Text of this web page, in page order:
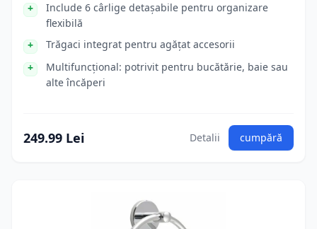
Include 6 cârlige detașabile pentru organizare
flexibilă
Trăgaci integrat pentru agățat accesorii
Multifuncțional: potrivit pentru bucătărie, baie sau
alte încăperi
249.99 Lei Detalii cumpără